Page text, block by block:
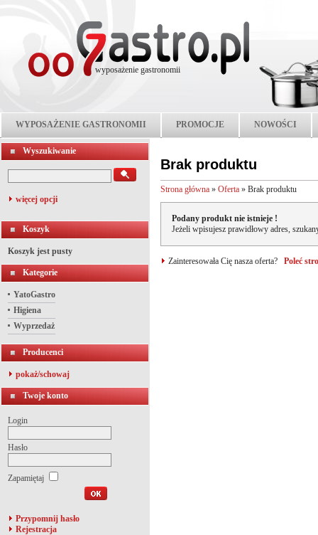
wyposażenie gastronomii
WYPOSAŻENIE GASTRONOMII PROMOCJE NOWOŚCI
Wyszukiwanie
więcej opcji
Koszyk
Koszyk jest pusty
Kategorie
YatoGastro
Higiena
Wyprzedaż
Producenci
pokaż/schowaj
Twoje konto
Login
Hasło
Zapamiętaj
Przypomnij hasło
Rejestracja
Brak produktu
Strona główna » Oferta » Brak produktu
Podany produkt nie istnieje !
Jeżeli wpisujesz prawidłowy adres,
Zainteresowała Cię nasza oferta? Poleć